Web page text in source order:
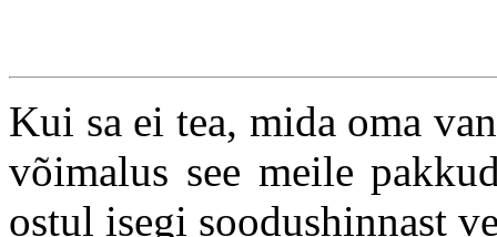
Kui sa ei tea, mida oma
võimalus see meile
ostul isegi soodushinnast